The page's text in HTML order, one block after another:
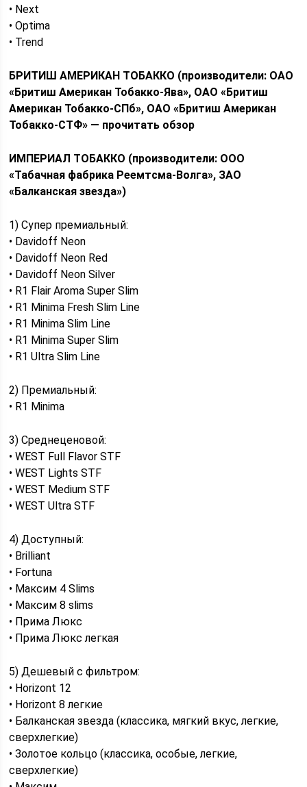
• Next
• Optima
• Trend
БРИТИШ АМЕРИКАН ТОБАККО (производители: ОАО
«Бритиш Американ Тобакко-Ява», ОАО «Бритиш
Американ Тобакко-СПб», ОАО «Бритиш Американ
Тобакко-СТФ» — прочитать обзор
ИМПЕРИАЛ ТОБАККО (производители: ООО
«Табачная фабрика Реемтсма-Волга», ЗАО
«Балканская звезда»)
1) Супер премиальный:
• Davidoff Neon
• Davidoff Neon Red
• Davidoff Neon Silver
• R1 Flair Aroma Super Slim
• R1 Minima Fresh Slim Line
• R1 Minima Slim Line
• R1 Minima Super Slim
• R1 Ultra Slim Line
2) Премиальный:
• R1 Minima
3) Среднеценовой:
• WEST Full Flavor STF
• WEST Lights STF
• WEST Medium STF
• WEST Ultra STF
4) Доступный:
• Brilliant
• Fortuna
• Максим 4 Slims
• Максим 8 slims
• Прима Люкс
• Прима Люкс легкая
5) Дешевый с фильтром:
• Horizont 12
• Horizont 8 легкие
• Балканская звезда (классика, мягкий вкус, легкие,
сверхлегкие)
• Золотое кольцо (классика, особые, легкие,
сверхлегкие)